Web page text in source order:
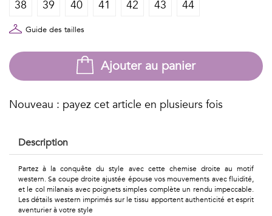
Géométriques
Talents
&
Métiers
Petits
Urbain
38
39 40 41 42 43 44
Guide des tailles
Ajouter au panier
Nouveau : payez cet article en plusieurs fois
Description
Partez à la conquête du style avec cette chemise droite au motif
western. Sa coupe droite ajustée épouse vos mouvements avec fluidité,
et le col milanais avec poignets simples complète un rendu impeccable.
Les détails western imprimés sur le tissu apportent authenticité et esprit
aventurier à votre style